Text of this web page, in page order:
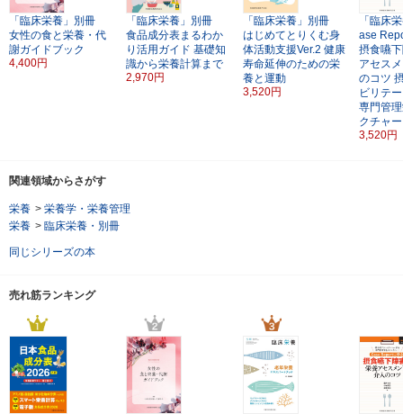
「臨床栄養」別冊
女性の食と栄養・代
謝ガイドブック
4,400円
「臨床栄養」別冊
食品成分表まるわか
り活用ガイド 基礎知
識から栄養計算まで
2,970円
「臨床栄養」別冊
はじめてとりくむ身
体活動支援Ver.2 健康
寿命延伸のための栄
養と運動
3,520円
「臨床
ase
摂食嚥
アセス
のコツ
ビリテ
専門管
クチャ
3,520円
関連領域からさがす
栄養 > 栄養学・栄養管理
栄養 > 臨床栄養・別冊
同じシリーズの本
売れ筋ランキング